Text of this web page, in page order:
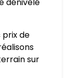
prix de
sur